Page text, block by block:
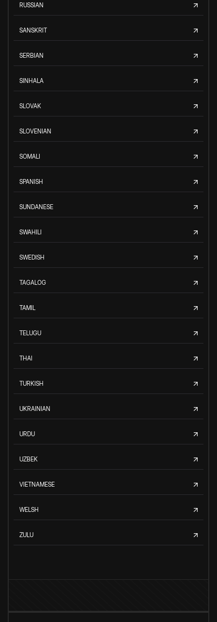
RUSSIAN
SANSKRIT
SERBIAN
SINHALA
SLOVAK
SLOVENIAN
SOMALI
SPANISH
SUNDANESE
SWAHILI
SWEDISH
TAGALOG
TAMIL
TELUGU
THAI
TURKISH
UKRAINIAN
URDU
UZBEK
VIETNAMESE
WELSH
ZULU